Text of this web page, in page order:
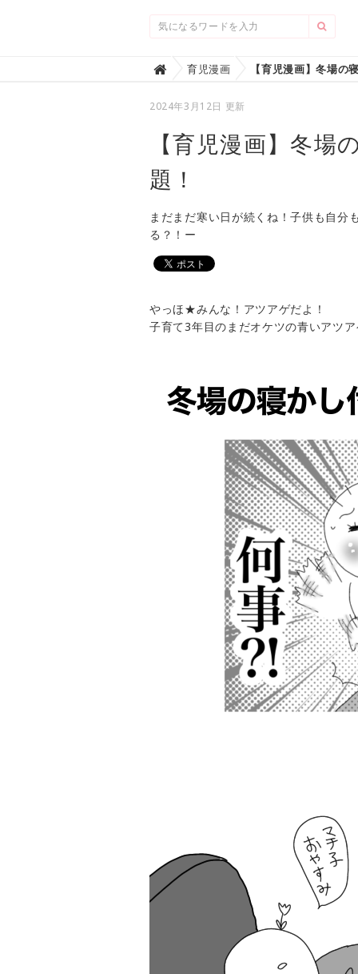
Home育児漫画
2024年3月12日 更新
【育児漫画】冬場
題！
まだまだ寒い日が続くね！子供も自分
る？！ー
やっほ★みんな！アツアゲだよ！
子育て3年目のまだオケツの青いアツ